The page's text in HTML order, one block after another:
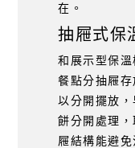
在。
抽屜式保
和展示型保
餐點分抽屜
以分開擺放
餅分開處理
屜結構能避